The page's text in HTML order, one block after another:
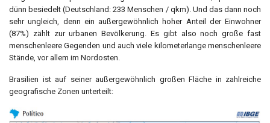
dünn besiedelt (Deutschland: 233 Menschen / qkm). Und das dann noch
sehr ungleich, denn ein außergewöhnlich hoher Anteil der Einwohner
(87%) zählt zur urbanen Bevölkerung. Es gibt also noch große fast
menschenleere Gegenden und auch viele kilometerlange menschenleere
Stände, vor allem im Nordosten.
Brasilien ist auf seiner außergewöhnlich großen Fläche in zahlreiche
geografische Zonen unterteilt: